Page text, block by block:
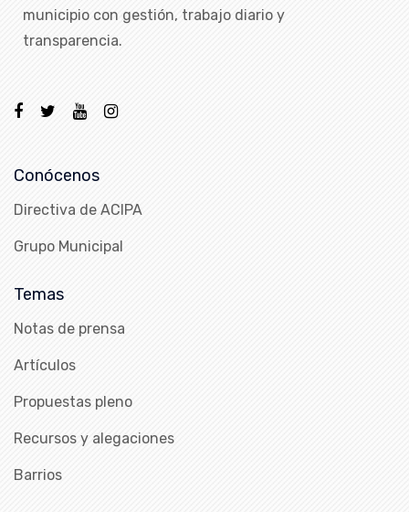
municipio con gestión, trabajo diario y
transparencia.
Conócenos
Directiva de ACIPA
Grupo Municipal
Temas
Notas de prensa
Artículos
Propuestas pleno
Recursos y alegaciones
Barrios